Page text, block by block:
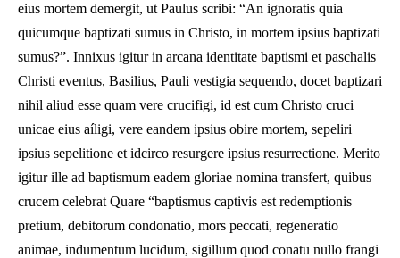
eius mortem demergit, ut Paulus scribi: “An ignoratis quia
quicumque baptizati sumus in Christo, in mortem ipsius baptizati
sumus?”. Innixus igitur in arcana identitate baptismi et paschalis
Christi eventus, Basilius, Pauli vestigia sequendo, docet baptizari
nihil aliud esse quam vere crucifigi, id est cum Christo cruci
unicae eius aíligi, vere eandem ipsius obire mortem, sepeliri
ipsius sepelitione et idcirco resurgere ipsius resurrectione. Merito
igitur ille ad baptismum eadem gloriae nomina transfert, quibus
crucem celebrat Quare “baptismus captivis est redemptionis
pretium, debitorum condonatio, mors peccati, regeneratio
animae, indumentum lucidum, sigillum quod conatu nullo frangi